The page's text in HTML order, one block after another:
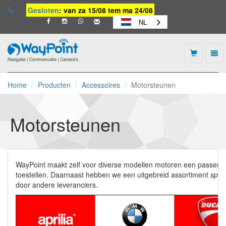
Gesloten: van za 15/08 tem ma 24/08
NL
-
naar
homepage
Home Producten Accessoires Motorsteunen
Motorsteunen
WayPoint maakt zelf voor diverse modellen motoren een
toestellen. Daarnaast hebben we een uitgebreid assortiment
door andere leveranciers.